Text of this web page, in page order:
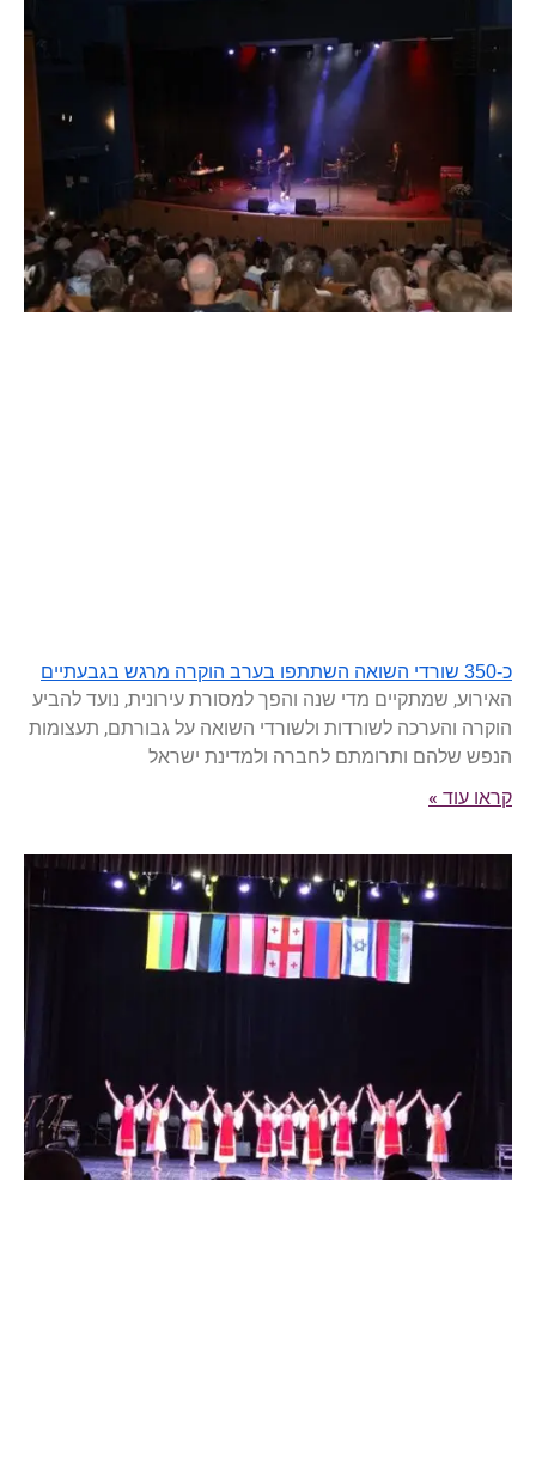
כ-350 שורדי השואה השתתפו בערב הוקרה מרגש בגבעתיים
האירוע, שמתקיים מדי שנה והפך למסורת עירונית, נועד להביע
הוקרה והערכה לשורדות ולשורדי השואה על גבורתם, תעצומות
הנפש שלהם ותרומתם לחברה ולמדינת ישראל
קראו עוד »